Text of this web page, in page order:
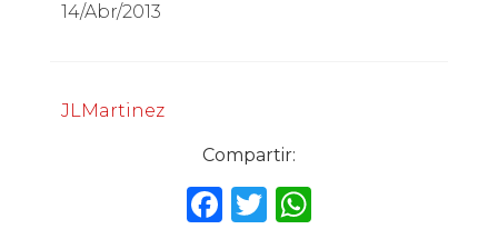
14/Abr/2013
JLMartinez
Compartir:
F T W